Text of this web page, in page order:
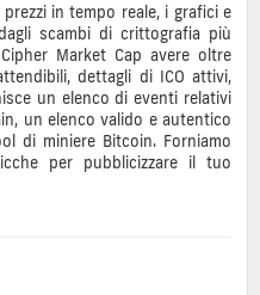
in tempo reale, i grafici e
scambi di crittografia più
Market Cap avere oltre
dettagli di ICO attivi,
un elenco di eventi relativi
un elenco valido e autentico
di miniere Bitcoin. Forniamo
per pubblicizzare il tuo